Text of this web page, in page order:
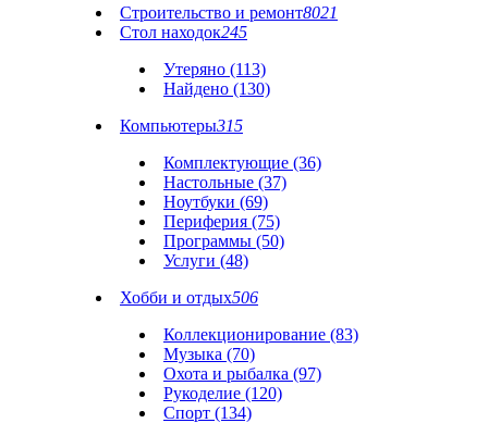
Строительство и ремонт8021
Стол находок245
Утеряно (113)
Найдено (130)
Компьютеры315
Комплектующие (36)
Настольные (37)
Ноутбуки (69)
Периферия (75)
Программы (50)
Услуги (48)
Хобби и отдых506
Коллекционирование (83)
Музыка (70)
Охота и рыбалка (97)
Рукоделие (120)
Спорт (134)